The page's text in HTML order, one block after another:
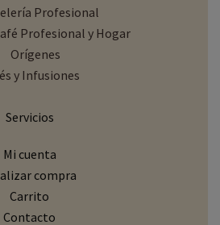
Profesional
Profesional y Hogar
Orígenes
y Infusiones
Servicios
Mi cuenta
compra
Carrito
Contacto